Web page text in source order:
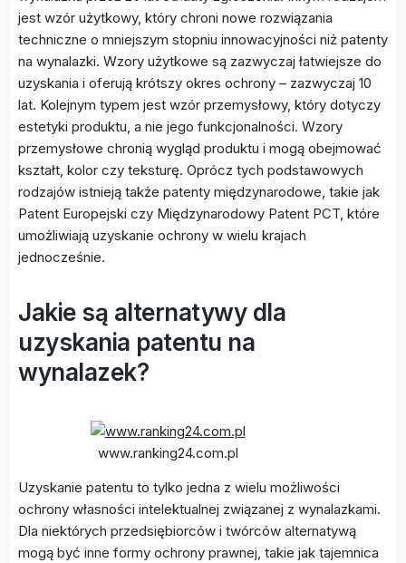
jest wzór użytkowy, który chroni nowe rozwiązania
techniczne o mniejszym stopniu innowacyjności niż patenty
na wynalazki. Wzory użytkowe są zazwyczaj łatwiejsze do
uzyskania i oferują krótszy okres ochrony – zazwyczaj 10
lat. Kolejnym typem jest wzór przemysłowy, który dotyczy
estetyki produktu, a nie jego funkcjonalności. Wzory
przemysłowe chronią wygląd produktu i mogą obejmować
kształt, kolor czy teksturę. Oprócz tych podstawowych
rodzajów istnieją także patenty międzynarodowe, takie jak
Patent Europejski czy Międzynarodowy Patent PCT, które
umożliwiają uzyskanie ochrony w wielu krajach
jednocześnie.
Jakie są alternatywy dla
uzyskania patentu na
wynalazek?
www.ranking24.com.pl
Uzyskanie patentu to tylko jedna z wielu możliwości
ochrony własności intelektualnej związanej z wynalazkami.
Dla niektórych przedsiębiorców i twórców alternatywą
mogą być inne formy ochrony prawnej, takie jak tajemnica